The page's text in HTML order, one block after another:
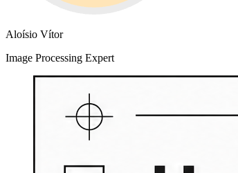
Aloísio Vítor
Image Processing Expert